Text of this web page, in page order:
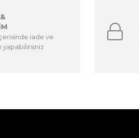
iade ve
yapabilirsiniz